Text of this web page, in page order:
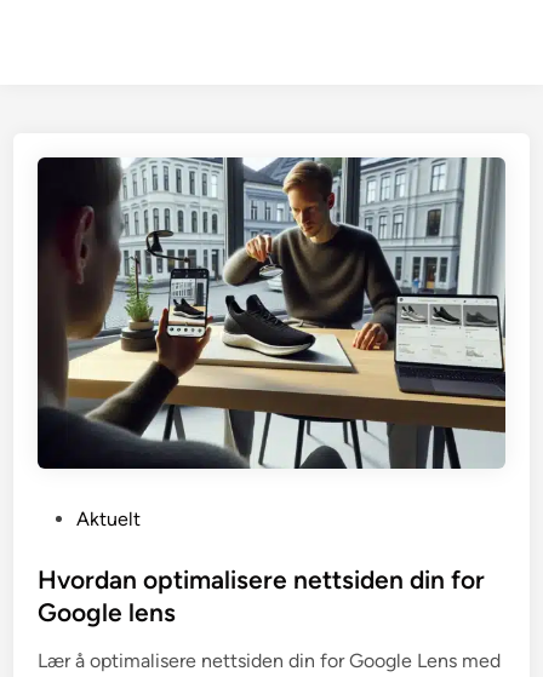
s
t
d
Aktuelt
Hvordan optimalisere nettsiden din for
Google lens
Lær å optimalisere nettsiden din for Google Lens med